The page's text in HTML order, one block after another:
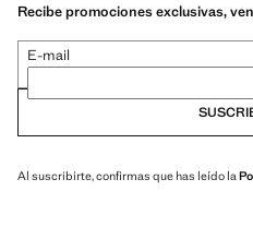
Recibe promociones exclusivas,
E-mail
Al suscribirte, confirmas que has leído la